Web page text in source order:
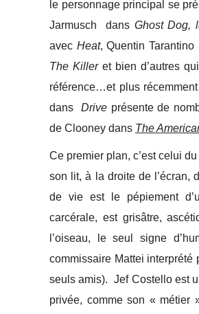
le personnage principal se
Jarmusch dans Ghost Dog,
avec Heat, Quentin
The Killeret bien d’autres
référence…et plus
dans
Drive présente de
de Clooney dans The
Ce premier plan, c’est celui
son lit, à la droite de l’écran,
de vie est le pépiement
carcérale, est grisâtre,
l’oiseau, le seul signe
commissaire Mattei interprété
seuls amis). Jef Costello est
privée, comme son « métier